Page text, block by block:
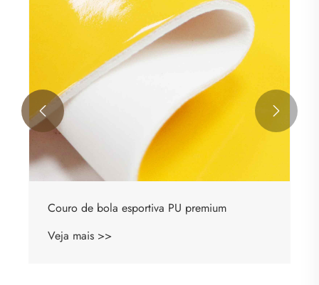
Couro de bola esportiva PU premium
Veja mais >>
 